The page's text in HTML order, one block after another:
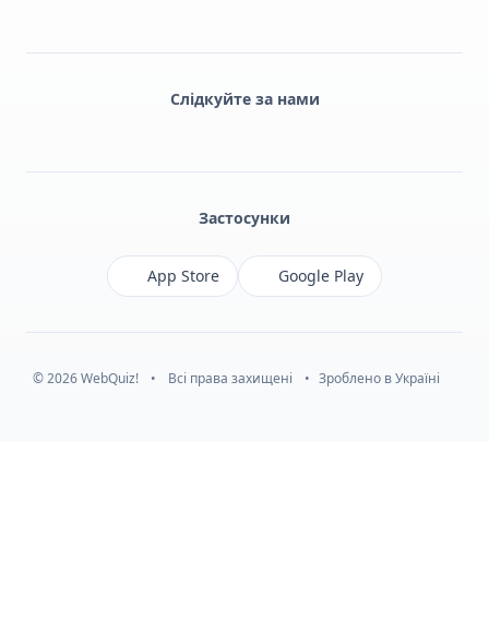
Слідкуйте за нами
Застосунки
App Store Google Play
© 2026 WebQuiz! • Всі права захищені • Зроблено в Україні